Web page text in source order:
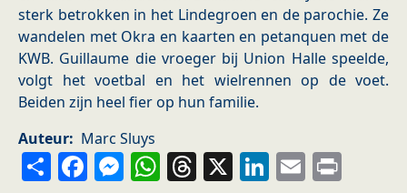
sterk betrokken in het Lindegroen en de parochie. Ze
wandelen met Okra en kaarten en petanquen met de
KWB. Guillaume die vroeger bij Union Halle speelde,
volgt het voetbal en het wielrennen op de voet.
Beiden zijn heel fier op hun familie.
Auteur
Marc Sluys
ShareFacebook
Messenger
WhatsApp
Threads
X LinkedIn
Email